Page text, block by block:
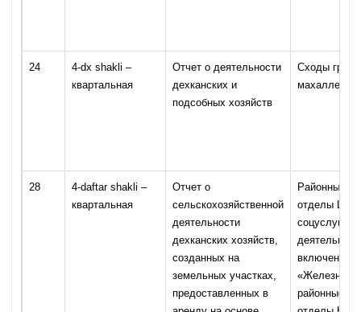
24
4-dx shakli –
квартальная
Отчет о деятельности
дехканских и
подсобных хозяйств
Сходы
махаллей
28
4-daftar shakli –
квартальная
Отчет о
сельскохозяйственной
деятельности
дехканских хозяйств,
созданных на
земельных участках,
предоставленных в
Районные
отделы
соцуслуг
включенных
«Железную
районные